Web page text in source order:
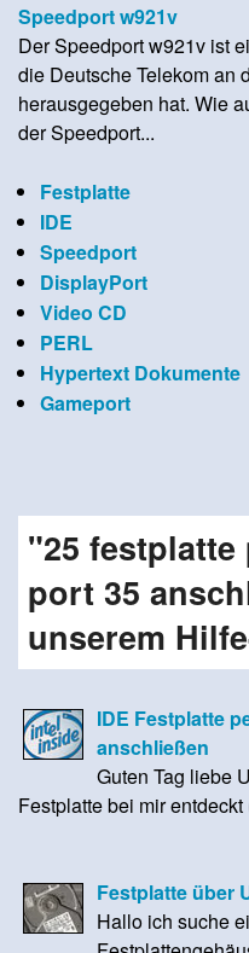
Speedport w921v
Der Speedport w921v ist
die Deutsche Telekom an
herausgegeben hat. Wie
der Speedport...
Festplatte
IDE
Speedport
DisplayPort
Video CD
PERL
Hypertext Dokumente
Gameport
"25 festplatte
port 35
unserem
IDE Festplatte
anschließen
Guten Tag liebe
Festplatte bei mir
Festplatte über
Hallo ich suche